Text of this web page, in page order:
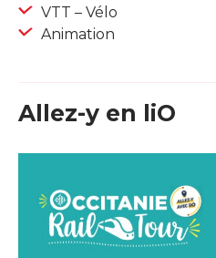
VTT – Vélo
Animation
Allez-y en liO